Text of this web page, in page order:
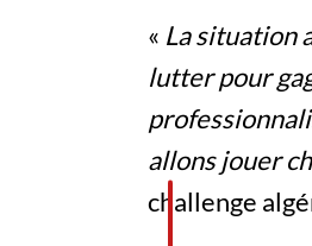
« La situation
lutter pour
allons jouer
challenge